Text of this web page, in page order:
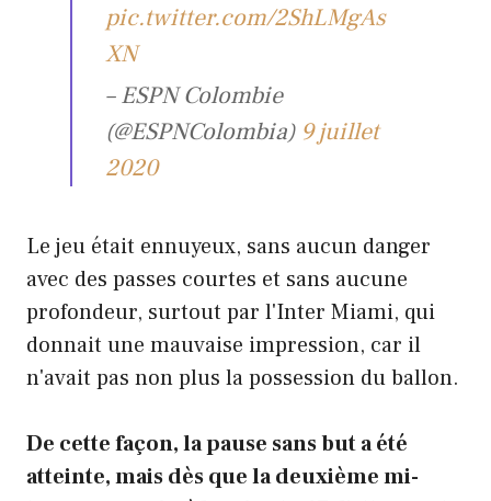
pic.twitter.com/2ShLMgAs
XN
– ESPN Colombie
(@ESPNColombia) 9 juillet
2020
Le jeu était ennuyeux, sans aucun danger
avec des passes courtes et sans aucune
profondeur, surtout par l'Inter Miami, qui
donnait une mauvaise impression, car il
n'avait pas non plus la possession du ballon.
De cette façon, la pause sans but a été
atteinte, mais dès que la deuxième mi-